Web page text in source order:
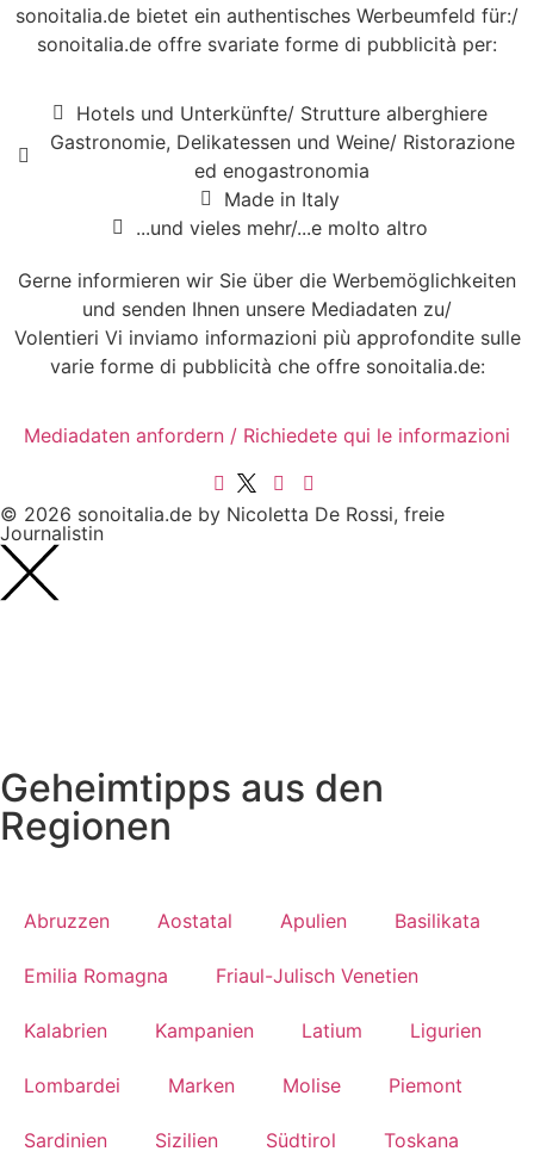
sonoitalia.de bietet ein authentisches Werbeumfeld für:/
sonoitalia.de offre svariate forme di pubblicità per:
Hotels und Unterkünfte/ Strutture alberghiere
Gastronomie, Delikatessen und Weine/ Ristorazione
ed enogastronomia
Made in Italy
...und vieles mehr/...e molto altro
Gerne informieren wir Sie über die Werbemöglichkeiten
und senden Ihnen unsere Mediadaten zu/
Volentieri Vi inviamo informazioni più approfondite sulle
varie forme di pubblicità che offre sonoitalia.de:
Mediadaten anfordern / Richiedete qui le informazioni
© 2026 sonoitalia.de by Nicoletta De Rossi, freie
Journalistin
Geheimtipps aus den
Regionen
Abruzzen Aostatal Apulien Basilikata
Emilia Romagna Friaul-Julisch Venetien
Kalabrien Kampanien Latium Ligurien
Lombardei Marken Molise Piemont
Sardinien Sizilien Südtirol Toskana